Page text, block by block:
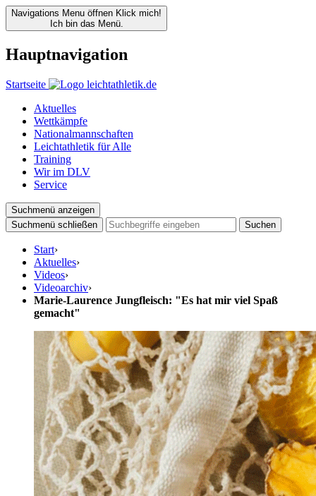
Navigations Menu öffnen Klick mich!
Ich bin das Menü.
Hauptnavigation
Startseite
Aktuelles
Wettkämpfe
Nationalmannschaften
Leichtathletik für Alle
Training
Wir im DLV
Service
Suchmenü anzeigen
Suchmenü schließen
Suchen
Start›
Aktuelles›
Videos›
Videoarchiv›
Marie-Laurence Jungfleisch: "Es hat mir viel Spaß
gemacht"